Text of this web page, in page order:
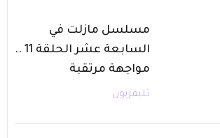
مسلسل مازلت في
السابعة عشر الحلقة 11 ..
مواجهة مرتقبة
تليفزيون